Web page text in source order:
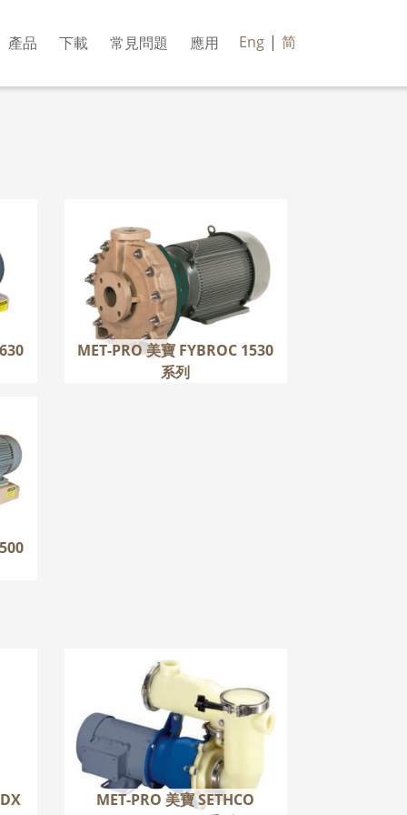
產品 下載 常見問題 應用 Eng | 简
MET-PRO 美寶 FYBROC 1530
系列
MET-PRO 美寶 FYBROC
1530 系列
更多
MET-PRO 美寶 SETHCO
MET-PRO 美寶 SETHCO
PMSP KMSP 系列
更多